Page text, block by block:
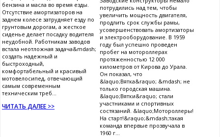
бензина и масла во время езды.
Отсутствие амортизаторов на
заднем колесе затрудняет езду по
грунтовым дорогам, а жесткое
сиденье делает посадку водителя
неудобной. Работникам заводов
встала неотложная задача&mdash;
создать надежный и
быстроходный,
комфортабельный и красивый
мотовелосипед, отвечающий
самым современным
техническим треб...
ЧИТАТЬ ДАЛЕЕ >>
потрудились над тем, чтобы
увеличить мощность двигателя,
продлить срок службы рамы,
усовершенствовать амортизаторы
и электрооборудование. В 1959
году был успешно проведен
пробег на мотороллерах
протяженностью 12 000
километров от Кирова до Урала.
Он показал, что
&laquo;Вятка&raquo; &mdash; не
только городская машина.
&laquo;Вятки&raquo; стали
участниками и спортивных
состязаний. &laquo;Мотороллеры!
На старт!&raquo;&mdash;такая
команда впервые прозвучала в
1960 г...